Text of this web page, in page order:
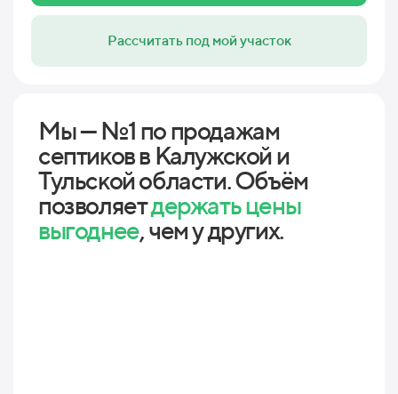
Рассчитать под мой участок
Мы — №1 по продажам
септиков в Калужской и
Тульской области. Объём
позволяетдержать цены
выгоднее, чем у других.